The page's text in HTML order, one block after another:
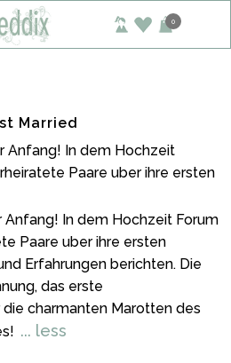
0
Married
Anfang! In dem Hochzeit
Paare uber ihre ersten
In dem Hochzeit Forum
Paare uber ihre ersten
Erfahrungen berichten. Die
das erste
charmanten Marotten des
... less